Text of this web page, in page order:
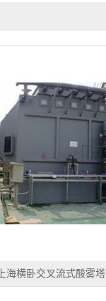
上海横卧交叉流式酸雾塔